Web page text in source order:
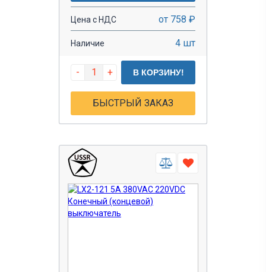
Цена с НДС от 758 ₽
Наличие 4 шт
- + В КОРЗИНУ!
БЫСТРЫЙ ЗАКАЗ